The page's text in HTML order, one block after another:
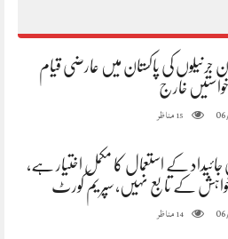
جرنیلوں کی پاکستان میں عارضی قیام
خارج
15مناظر
جائیداد کے استعمال کا مکمل اختیار ہے،
خواہش کے تابع نہیں، سپریم کورٹ
14مناظر